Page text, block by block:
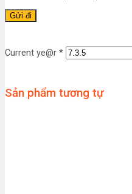
Current ye@r *
Sản phẩm tương tự